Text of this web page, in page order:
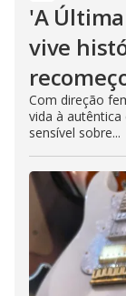
'A
vive
Com direção
vida à
sensível sobre...